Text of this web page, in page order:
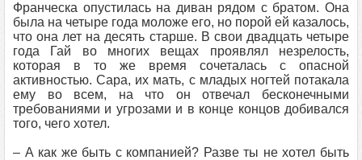
Франческа опустилась на диван рядом с братом. Она
была на четыре года моложе его, но порой ей казалось,
что она лет на десять старше. В свои двадцать четыре
года Гай во многих вещах проявлял незрелость,
которая в то же время сочеталась с опасной
активностью. Сара, их мать, с младых ногтей потакала
ему во всем, на что он отвечал бесконечными
требованиями и угрозами и в конце концов добивался
того, чего хотел.
– А как же быть с компанией? Разве ты не хотел быть